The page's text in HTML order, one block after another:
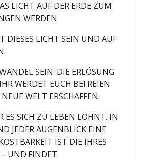
LICHT AUF DER ERDE ZUM
WERDEN.
DIESES LICHT SEIN UND AUF
SEIN. DIE ERLÖSUNG
WERDET EUCH BEFREIEN
WELT ERSCHAFFEN.
ES SICH ZU LEBEN LOHNT. IN
JEDER AUGENBLICK EINE
IST DIE IHRES
UND FINDET.